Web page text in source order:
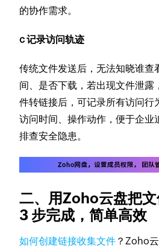
的协作需求。
c 记录访问轨迹
传统文件发送后，无法知晓谁查
间、是否下载，若出现文件泄露
件转链接后，可记录所有访问行
访问时间、操作动作，便于企业
排查安全隐患。
二、用Zoho云盘把文
3 步完成，简单高效
如何创建链接收集文件 ？Zoho